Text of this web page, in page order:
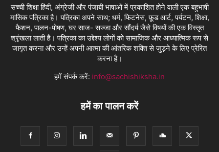
सच्ची शिक्षा हिंदी, अंग्रेजी और पंजाबी भाषाओं में प्रकाशित होने वाली एक बहुभाषी
मासिक पत्रिका है। पत्रिका अपने साथ; धर्म, फिटनेस, फ़ूड आर्ट, पर्यटन, शिक्षा,
फैशन, पालन-पोषण, घर साज- सज्जा और सौंदर्य जैसे विषयों की एक विस्तृत
श्रृंखला लाती है। पत्रिका का उद्देश्य लोगों को सामाजिक और आध्यात्मिक रूप से
जागृत करना और उन्हें अपनी आत्मा की आंतरिक शक्ति से जुड़ने के लिए प्रेरित
करना है।
हमें संपर्क करें: info@sachishiksha.in
हमें का पालन करें